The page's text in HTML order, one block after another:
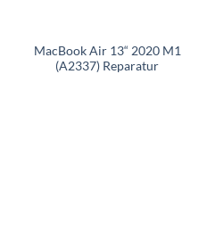
MacBook Air 13“ 2020 M1
(A2337) Reparatur